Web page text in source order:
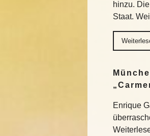
hinzu.
Staat.
Enrique